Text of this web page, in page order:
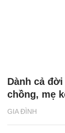
GIA ĐÌNH
Dành cả
chồng, mẹ